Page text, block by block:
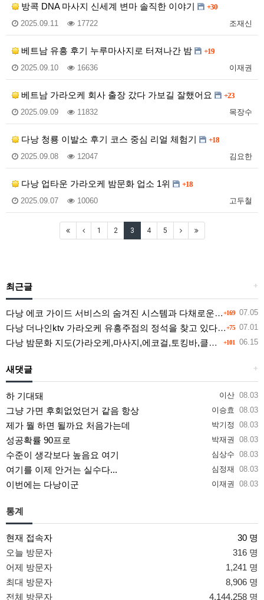
방콕 DNA 마사지 신세계 변마 솔직한 이야기 +30
조재신
2025.09.11 17722
베트남 유흥 후기 누루마사지로 터져나간 밤 +19
이재권
2025.09.10 16636
베트남 가라오케 회사 출장 갔다 가보길 잘했어요 +23
목장수
2025.09.09 11832
다낭 청룡 이발소 후기 코스 중심 리얼 체험기 +18
김요한
2025.09.08 12047
다낭 업타운 가라오케 밤문화 업소 1위 +18
고두철
2025.09.07 10060
1 2 3 4 5
+
최근글
+169 07.05
다낭 에코 가이드 서비스의 숨겨진 시스템과 다채로운 인력 풀의 진실
+75 07.01
다낭 더나인ktv 가라오케 유흥주점의 정석을 찾고 있다면 여기
+101 06.15
다낭 밤문화 지도(가라오케,마사지,에코걸,토킹바,클럽) 유흥별 가격 및 후기공유
+
새댓글
이산 08.03
하 기대돼
이승효 08.03
그냥 가면 후회없었던거 같음 항상
박기정 08.03
제가 뭘 하면 될까요 처음가는데
박재권 08.03
성공확률 90프로
심상수 08.03
수준이 생각보다 높음요 여기
심정재 08.03
여기를 이제 안거는 실수다...
이재권 08.03
이번에는 다낭이군
통계
현재 접속자
30 명
오늘 방문자
316 명
어제 방문자
1,241 명
최대 방문자
8,906 명
전체 방문자
4,144,258 명